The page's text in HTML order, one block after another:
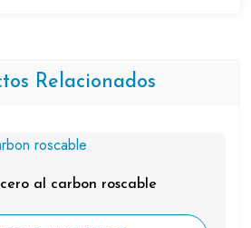
Relacionados
al carbon roscable